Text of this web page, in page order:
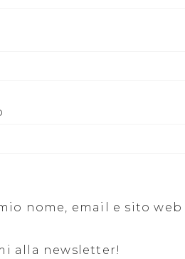
nome, email e sito
alla newsletter!